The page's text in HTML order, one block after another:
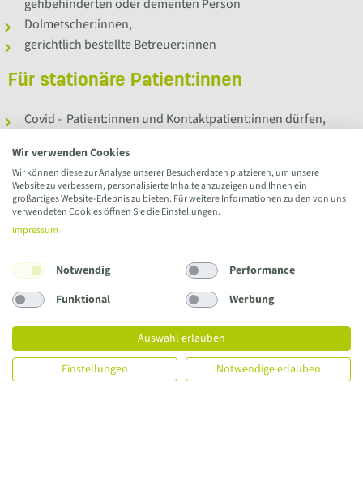
gehbehinderten oder dementen Person
Dolmetscher:innen,
gerichtlich bestellte Betreuer:innen
Für stationäre Patient:innen
Covid - Patient:innen und Kontaktpatient:innen dürfen,
Herzlich Willkommen im Delme Klinikum
Delmenhorst
Wir verwenden Cookies
Wir können diese zur Analyse unserer Besucherdaten platzieren, um unsere
Website zu verbessern, personalisierte Inhalte anzuzeigen und Ihnen ein
großartiges Website-Erlebnis zu bieten. Für weitere Informationen zu den von uns
verwendeten Cookies öffnen Sie die Einstellungen.
Impressum
Notwendig
Performance
Funktional
Werbung
Auswahl erlauben
Einstellungen
Notwendige erlauben